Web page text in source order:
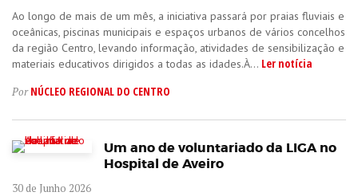
Ao longo de mais de um mês, a iniciativa passará por praias fluviais e
oceânicas, piscinas municipais e espaços urbanos de vários concelhos
da região Centro, levando informação, atividades de sensibilização e
materiais educativos dirigidos a todas as idades.À... Ler notícia
PorNÚCLEO REGIONAL DO CENTRO
Um ano de voluntariado da LIGA no
Hospital de Aveiro
30 de Junho 2026